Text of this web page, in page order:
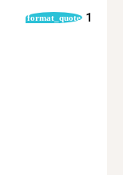
format_quote 1